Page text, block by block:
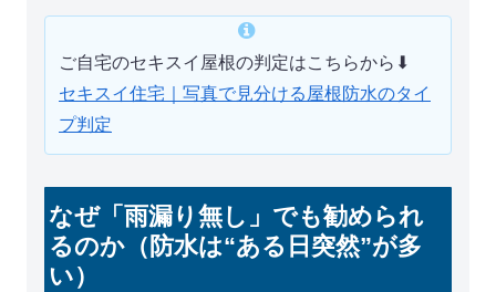
ご自宅のセキスイ屋根の判定はこちらから⬇︎
セキスイ住宅｜写真で見分ける屋根防水のタイ
プ判定
なぜ「雨漏り無し」でも勧められ
るのか（防水は“ある日突然”が多
い）